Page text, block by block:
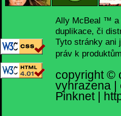
Ally McBeal ™ a
duplikace, či
Tyto stránky ani
práv k
copyright ©
vyhrazena
Pinknet|